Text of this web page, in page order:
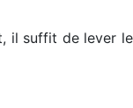
il suffit de lever le